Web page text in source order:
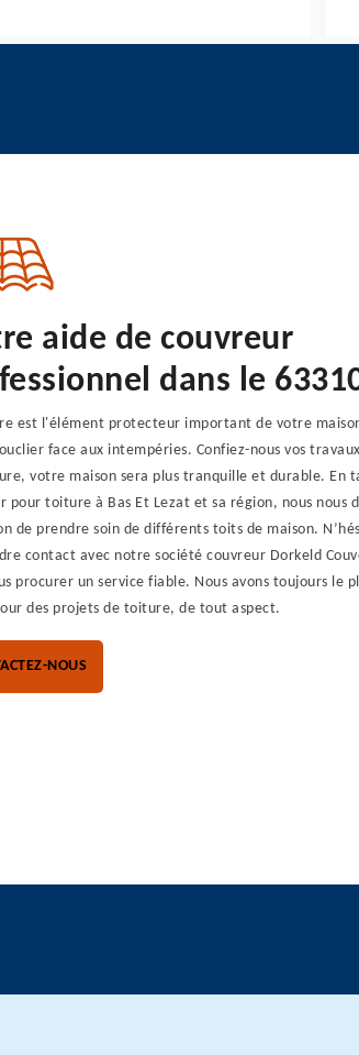
aide de couvreur
dans le
est l'élément protecteur important de votre
face aux intempéries. Confiez-nous vos
votre maison sera plus tranquille et durable. En
pour toiture à Bas Et Lezat et sa région, nous nous
de prendre soin de différents toits de maison.
contact avec notre société couvreur Dorkeld
procurer un service fiable. Nous avons toujours le
des projets de toiture, de tout aspect.
NOUS